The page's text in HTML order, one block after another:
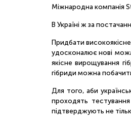
Міжнародна компанія
В Україні ж за
Придбати
удосконалює нові
якісне вирощування
гібриди можна
Для того, аби
проходять
підтверджують не